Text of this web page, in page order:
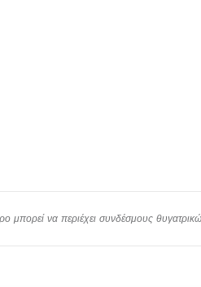
μπορεί να περιέχει συνδέσμους